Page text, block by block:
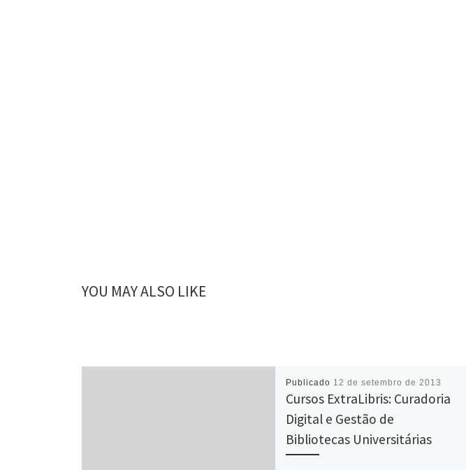
YOU MAY ALSO LIKE
Publicado 12 de setembro de 2013
Cursos ExtraLibris: Curadoria
Digital e Gestão de
Bibliotecas Universitárias